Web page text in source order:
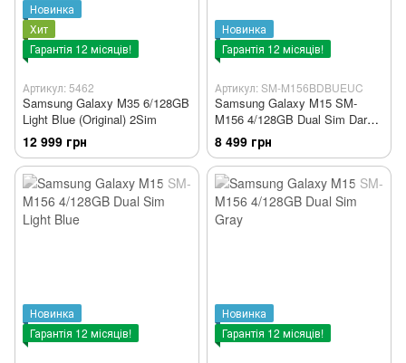
Новинка
Хит
Гарантія 12 місяців!
Артикул: 5462
Samsung Galaxy M35 6/128GB
Light Blue (Original) 2Sim
12 999 грн
Новинка
Гарантія 12 місяців!
Артикул: SM-M156BDBUEUC
Samsung Galaxy M15 SM-
M156 4/128GB Dual Sim Dark
Blue
8 499 грн
Новинка
Гарантія 12 місяців!
Новинка
Гарантія 12 місяців!